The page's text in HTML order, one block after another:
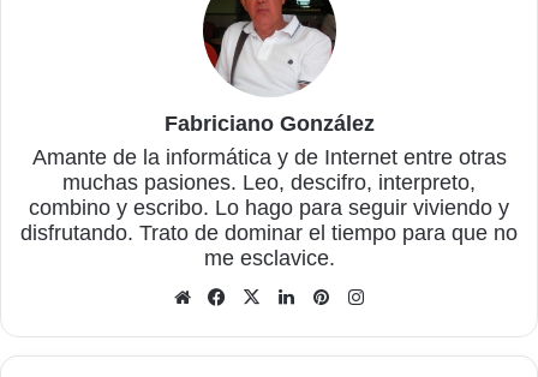
Fabriciano González
Amante de la informática y de Internet entre otras
muchas pasiones. Leo, descifro, interpreto,
combino y escribo. Lo hago para seguir viviendo y
disfrutando. Trato de dominar el tiempo para que no
me esclavice.
Sitio
Facebook
X LinkedInPinterest